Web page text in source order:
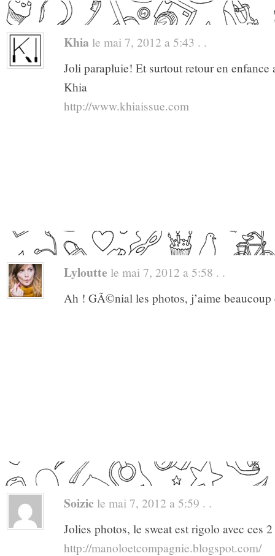
Khia le mai 7, 2012 a 5:43 . .
Joli parapluie! Et surtout retour en enfance
Khia
http://www.khiaissue.com
Lyloutte le mai 7, 2012 a 5:58 . .
Ah ! GÃ©nial les photos, j’aime beaucoup
Soizic le mai 7, 2012 a 5:59 . .
Jolies photos, le sweat est rigolo avec ces
http://manoloetcompagnie.blogspot.com/